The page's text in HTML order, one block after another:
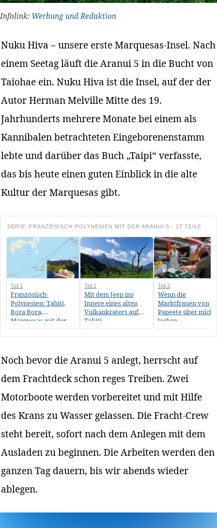
Infolink: Werbung und Redaktion
Nuku Hiva – unsere erste Marquesas-Insel. Nach
einem Seetag läuft die Aranui 5 in die Bucht von
Taiohae ein. Nuku Hiva ist die Insel, auf der der
Autor Herman Melville Mitte des 19.
Jahrhunderts mehrere Monate bei einem als
Kannibalen betrachteten Eingeborenenstamm
lebte und darüber das Buch „Taipi“ verfasste,
das bis heute einen guten Einblick in die alte
Kultur der Marquesas gibt.
SERIE: FRANZÖSISCH-POLYNESIEN MIT DER ARANUI 5 · 17 TEILE
Teil 1
Französisch-
Polynesien: Tahiti,
Bora Bora,
Marquesas mit der
Aranui 5
Teil 2
Mit dem Jeep ins
Innere eines alten
Vulkankraters auf
Tahiti
Teil 3
Wenn die
Marktfrauen von
Papeete über mich
lachen …
Noch bevor die Aranui 5 anlegt, herrscht auf
dem Frachtdeck schon reges Treiben. Zwei
Motorboote werden vorbereitet und mit Hilfe
des Krans zu Wasser gelassen. Die Fracht-Crew
steht bereit, sofort nach dem Anlegen mit dem
Ausladen zu beginnen. Die Arbeiten werden den
ganzen Tag dauern, bis wir abends wieder
ablegen.